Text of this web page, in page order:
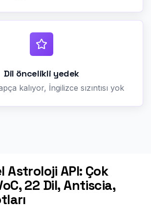
Dil öncelikli yedek
kalıyor, İngilizce sızıntısı yok
Astroloji API: Çok
22 Dil, Antiscia,